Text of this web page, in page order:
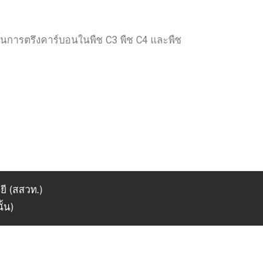
การตรึงคาร์บอนในพืช C3 พืช C4 และพืช
(สสวท.)
น)